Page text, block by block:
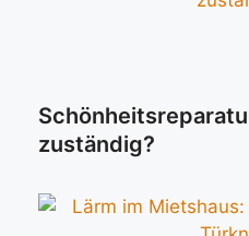
zuständig?